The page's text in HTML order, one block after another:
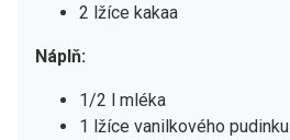
2 lžíce kakaa
Náplň:
1/2 l mléka
1 lžíce vanilkového pudinku